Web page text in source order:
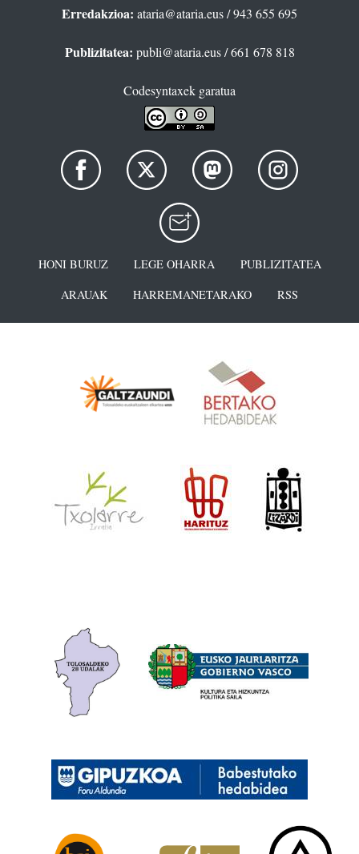
Erredakzioa: ataria@ataria.eus/ 943 655 695
Publizitatea: publi@ataria.eus/ 661 678 818
Codesyntaxek garatua
HONI BURUZ LEGE OHARRA
PUBLIZITATEA
ARAUAK
HARREMANETARAKO RSS